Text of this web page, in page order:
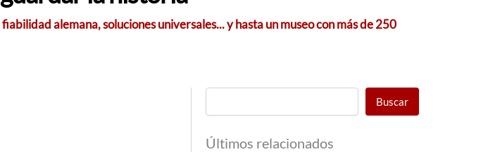
alemana, soluciones universales... y hasta un museo con más de 250
Buscar
Últimos relacionados